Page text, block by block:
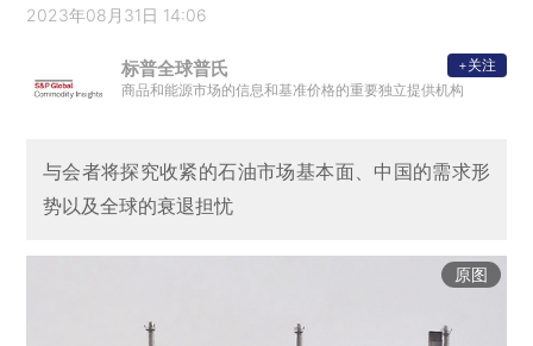
2023年08月31日 14:06
标普全球普氏
商品和能源市场的信息和基准价格的重要独立提供机构
+关注
与会者将探究收紧的石油市场基本面、中国的需求形
势以及全球的衰退担忧
原图